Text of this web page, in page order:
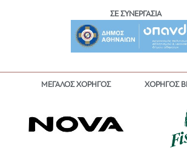
ΣΕ ΣΥΝΕΡΓΑΣΙΑ
ΜΕΓΑΛΟΣ ΧΟΡΗΓΟΣ ΧΟΡΗΓΟΣ